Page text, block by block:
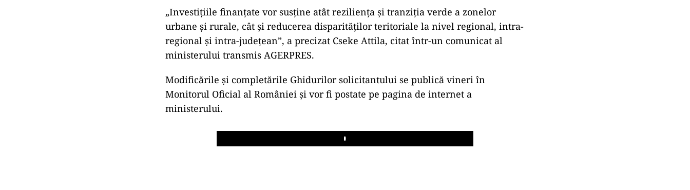
„Investiţiile finanţate vor susţine atât rezilienţa şi tranziţia verde a zonelor
urbane şi rurale, cât şi reducerea disparităţilor teritoriale la nivel regional, intra-
regional şi intra-judeţean”, a precizat Cseke Attila, citat într-un comunicat al
ministerului transmis AGERPRES.
Modificările şi completările Ghidurilor solicitantului se publică vineri în
Monitorul Oficial al României şi vor fi postate pe pagina de internet a
ministerului.
Play